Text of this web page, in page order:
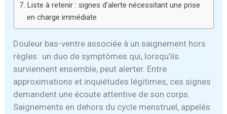
Liste à retenir : signes d’alerte nécessitant une prise
en charge immédiate
Douleur bas-ventre associée à un saignement hors
règles : un duo de symptômes qui, lorsqu’ils
surviennent ensemble, peut alerter. Entre
approximations et inquiétudes légitimes, ces signes
demandent une écoute attentive de son corps.
Saignements en dehors du cycle menstruel, appelés